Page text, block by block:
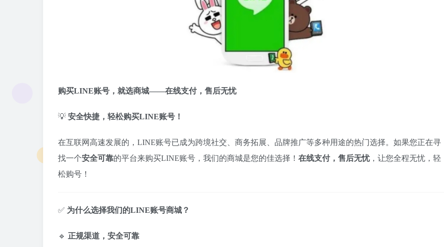
购买LINE账号，就选商城——在线支付，售后无忧
💡 安全快捷，轻松购买LINE账号！
在互联网高速发展的，LINE账号已成为跨境社交、商务拓展、品牌推广等多种用途的热门选择。如果您正在寻
找一个安全可靠的平台来购买LINE账号，我们的商城是您的佳选择！ 在线支付，售后无忧，让您全程无忧，轻
松购号！
✅ 为什么选择我们的LINE账号商城？
🔹 正规渠道，安全可靠